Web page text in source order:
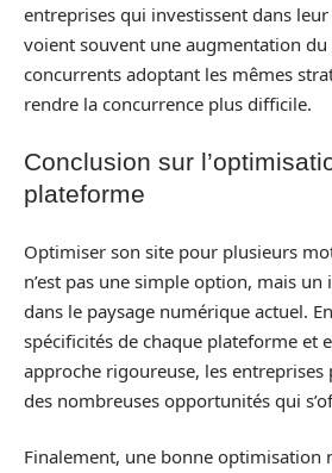
entreprises qui investissent dans
voient souvent une augmentation
concurrents adoptant les mêmes
rendre la concurrence plus difficile.
Conclusion sur
plateforme
Optimiser son site pour plusieurs
n’est pas une simple option, mais
dans le paysage numérique actuel.
spécificités de chaque plateforme et
approche rigoureuse, les
des nombreuses opportunités qui
Finalement, une bonne optimisation